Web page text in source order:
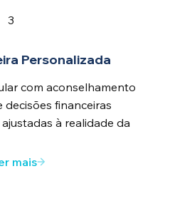
3
Personalizada
com aconselhamento
financeiras
à realidade da
mais